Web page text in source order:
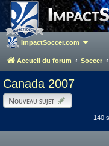
ImpactSoccer.com
Accueil du forum Soccer
Canada 2007
Nouveau sujet
140